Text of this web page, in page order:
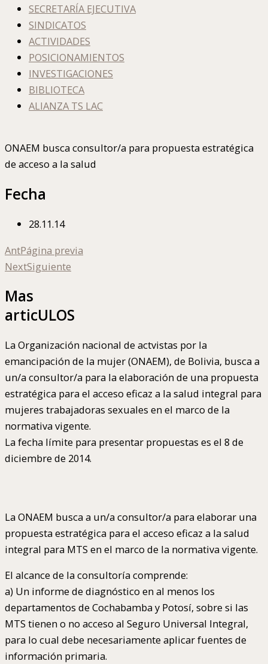
SECRETARÍA EJECUTIVA
SINDICATOS
ACTIVIDADES
POSICIONAMIENTOS
INVESTIGACIONES
BIBLIOTECA
ALIANZA TS LAC
ONAEM busca consultor/a para propuesta estratégica
de acceso a la salud
Fecha
28.11.14
AntPágina previa
NextSiguiente
Mas
articULOS
La Organización nacional de actvistas por la
emancipación de la mujer (ONAEM), de Bolivia, busca a
un/a consultor/a para la elaboración de una propuesta
estratégica para el acceso eficaz a la salud integral para
mujeres trabajadoras sexuales en el marco de la
normativa vigente.
La fecha límite para presentar propuestas es el 8 de
diciembre de 2014.
La ONAEM busca a un/a consultor/a para elaborar una
propuesta estratégica para el acceso eficaz a la salud
integral para MTS en el marco de la normativa vigente.
El alcance de la consultoría comprende:
a) Un informe de diagnóstico en al menos los
departamentos de Cochabamba y Potosí, sobre si las
MTS tienen o no acceso al Seguro Universal Integral,
para lo cual debe necesariamente aplicar fuentes de
información primaria.